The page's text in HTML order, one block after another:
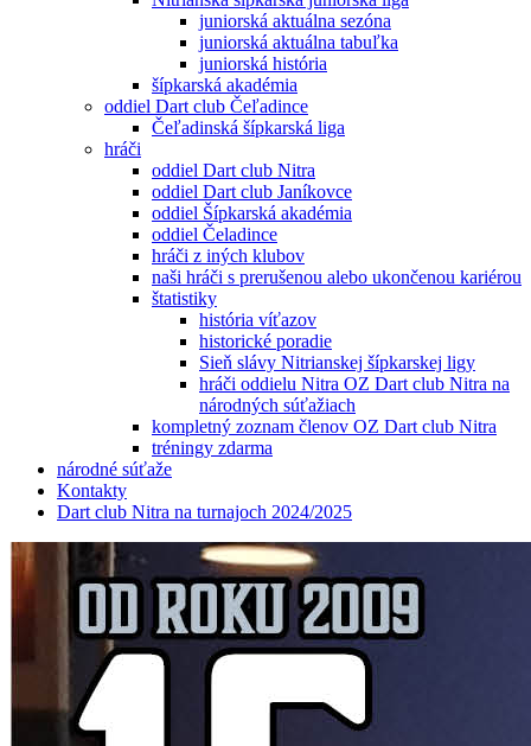
juniorská aktuálna sezóna
juniorská aktuálna tabuľka
juniorská história
šípkarská akadémia
oddiel Dart club Čeľadince
Čeľadinská šípkarská liga
hráči
oddiel Dart club Nitra
oddiel Dart club Janíkovce
oddiel Šípkarská akadémia
oddiel Čeladince
hráči z iných klubov
naši hráči s prerušenou alebo ukončenou kariérou
štatistiky
história víťazov
historické poradie
Sieň slávy Nitrianskej šípkarskej ligy
hráči oddielu Nitra OZ Dart club Nitra na
národných súťažiach
kompletný zoznam členov OZ Dart club Nitra
tréningy zdarma
národné súťaže
Kontakty
Dart club Nitra na turnajoch 2024/2025